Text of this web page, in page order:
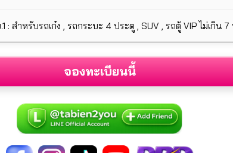
: สำหรับรถเก๋ง , รถกระบะ 4 ประตู , SUV , รถตู้ VIP ไม่เกิน 7
จองทะเบียนนี้